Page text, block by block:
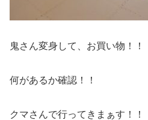
鬼さん変身して、お買い物！！
何があるか確認！！
クマさんで行ってきまぁす！！